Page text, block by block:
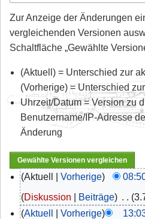
Zur Anzeige der Änderungen
vergleichenden Versionen
Schaltfläche „Gewählte
(Aktuell) = Unterschied zur
(Vorherige) = Unterschied
Uhrzeit/Datum = Version zu
Benutzername/IP-Adresse
Änderung
Aktuell Vorherige
Diskussion
Beiträge
Aktuell
Vorherige